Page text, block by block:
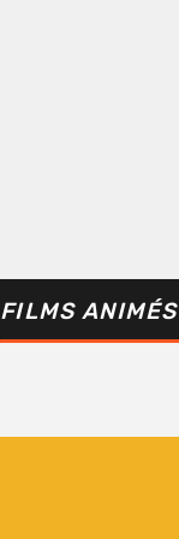
FILMS ANIMÉS